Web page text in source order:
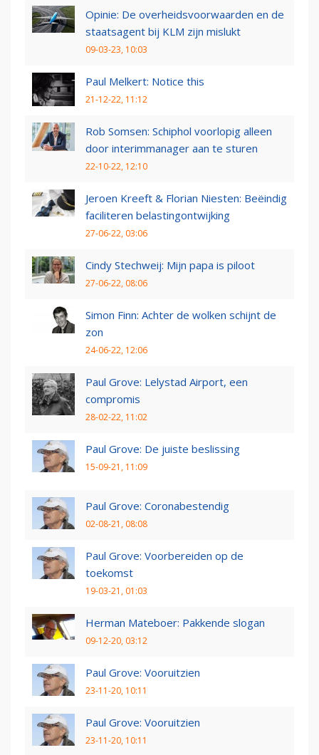
Opinie: De overheidsvoorwaarden en de
staatsagent bij KLM zijn mislukt
09-03-23, 10:03
Paul Melkert: Notice this
21-12-22, 11:12
Rob Somsen: Schiphol voorlopig alleen
door interimmanager aan te sturen
22-10-22, 12:10
Jeroen Kreeft & Florian Niesten: Beëindig
faciliteren belastingontwijking
27-06-22, 03:06
Cindy Stechweij: Mijn papa is piloot
27-06-22, 08:06
Simon Finn: Achter de wolken schijnt de
zon
24-06-22, 12:06
Paul Grove: Lelystad Airport, een
compromis
28-02-22, 11:02
Paul Grove: De juiste beslissing
15-09-21, 11:09
Paul Grove: Coronabestendig
02-08-21, 08:08
Paul Grove: Voorbereiden op de
toekomst
19-03-21, 01:03
Herman Mateboer: Pakkende slogan
09-12-20, 03:12
Paul Grove: Vooruitzien
23-11-20, 10:11
Paul Grove: Vooruitzien
23-11-20, 10:11